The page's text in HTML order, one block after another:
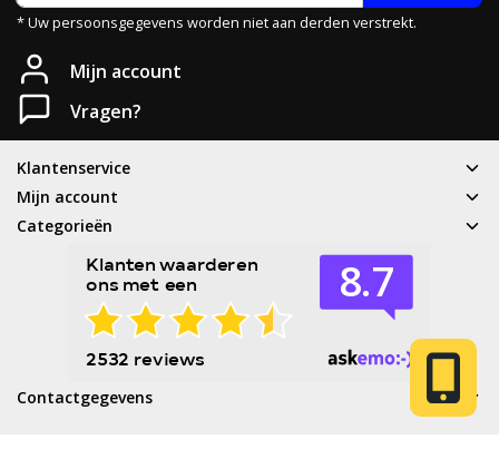
* Uw persoonsgegevens worden niet aan derden verstrekt.
Mijn account
Vragen?
Klantenservice
Mijn account
Categorieën
Contactgegevens
Telefoon
06 83 50 67 66
E-mail
service@cyclesport.nl